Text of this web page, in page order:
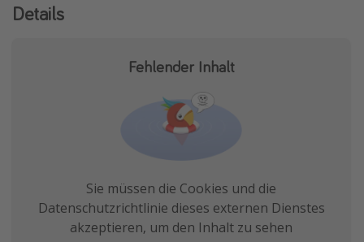
Details
Fehlender Inhalt
Sie müssen die Cookies und die
Datenschutzrichtlinie dieses externen Dienstes
akzeptieren, um den Inhalt zu sehen